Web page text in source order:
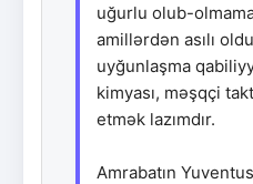
uğurlu olub-
amillərdən asılı
uyğunlaşma
kimyası, məşqçi
etmək lazımdır.
Amrabatın